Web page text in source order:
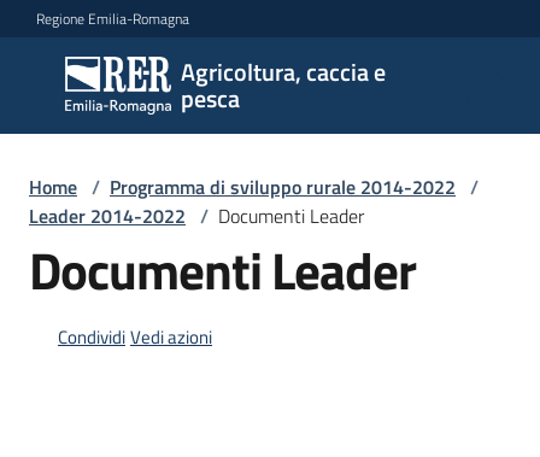
Vai al contenuto
Vai alla navigazione
Vai al footer
Regione Emilia-Romagna
Agricoltura, caccia e
pesca
Agricoltura,
caccia e
pesca
Argomenti
Novità
Home / Programma di sviluppo rurale 2014-2022 /
Leader 2014-2022 / Documenti Leader
Documenti Leader
CondividiVedi azioni